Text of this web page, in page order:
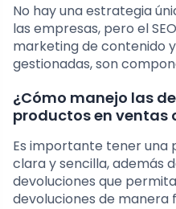
No hay una estrategia
las empresas, pero el
marketing de contenido
gestionadas, son
¿Cómo manejo las
productos en ventas
Es importante tener una
clara y sencilla, además
devoluciones que
devoluciones de manera